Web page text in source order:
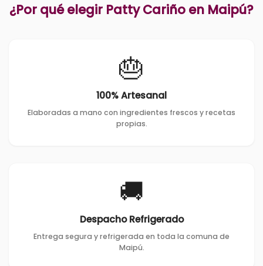
¿Por qué elegir Patty Cariño en Maipú?
🎂
100% Artesanal
Elaboradas a mano con ingredientes frescos y recetas
propias.
🚚
Despacho Refrigerado
Entrega segura y refrigerada en toda la comuna de
Maipú.